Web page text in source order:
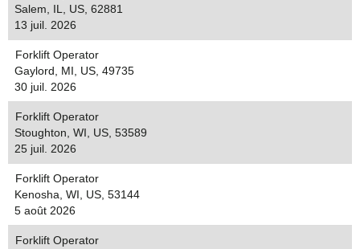
Salem, IL, US, 62881
13 juil. 2026
Forklift Operator
Gaylord, MI, US, 49735
30 juil. 2026
Forklift Operator
Stoughton, WI, US, 53589
25 juil. 2026
Forklift Operator
Kenosha, WI, US, 53144
5 août 2026
Forklift Operator